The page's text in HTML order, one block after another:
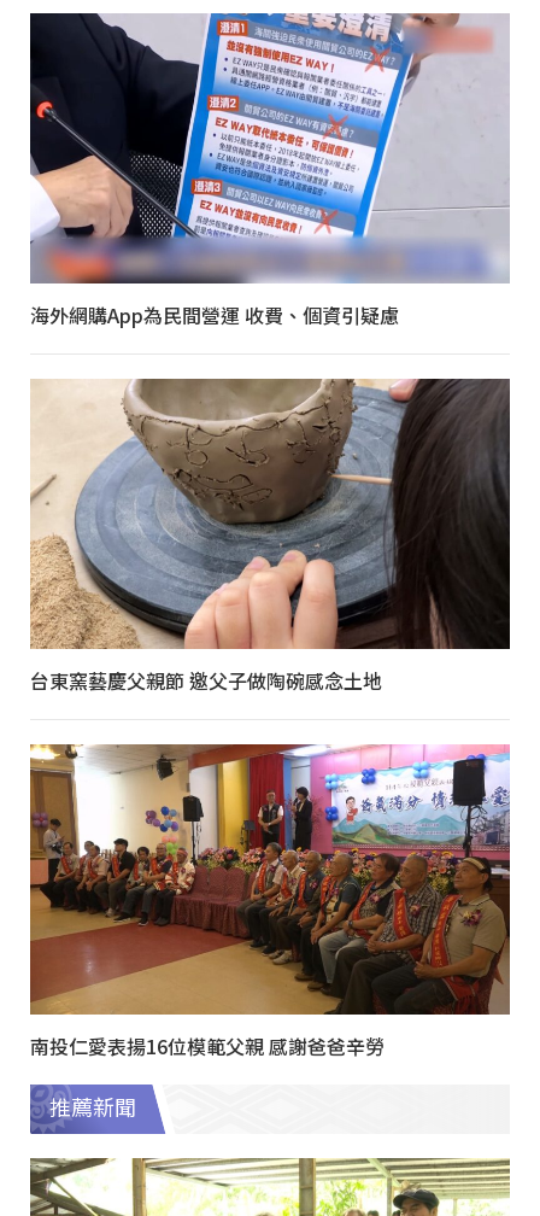
海外網購App為民間營運 收費、個資引疑慮
台東窯藝慶父親節 邀父子做陶碗感念土地
南投仁愛表揚16位模範父親 感謝爸爸辛勞
推薦新聞